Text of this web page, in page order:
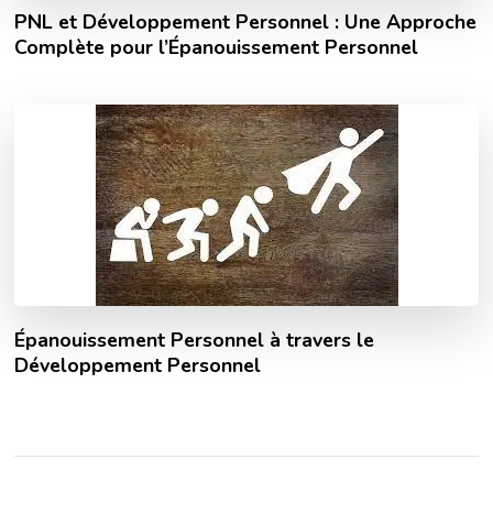
PNL et Développement Personnel : Une Approche
Complète pour l’Épanouissement Personnel
Épanouissement Personnel à travers le
Développement Personnel